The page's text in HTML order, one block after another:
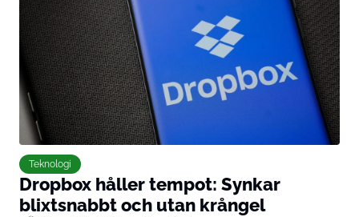
Teknologi
Dropbox håller tempot: Synkar
blixtsnabbt och utan krångel